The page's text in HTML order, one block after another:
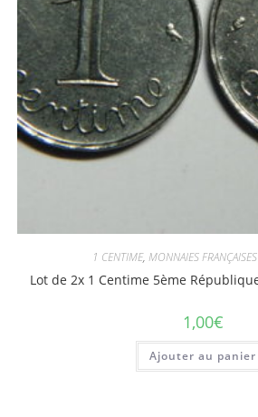
1 CENTIME, MONNAIES
Lot de 2x 1 Centime 5ème
1,00€
Ajouter au panier